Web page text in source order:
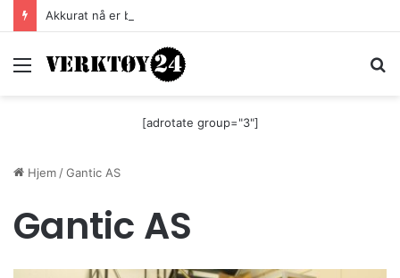
Akkurat nå er batteri-bordsaga til Festool billigere
Meny
[adrotate group="3"]
Hjem /Gantic AS
Gantic AS